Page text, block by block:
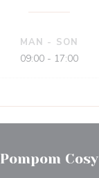
MAN - SON
09:00 - 17:00
Pompom Cosy